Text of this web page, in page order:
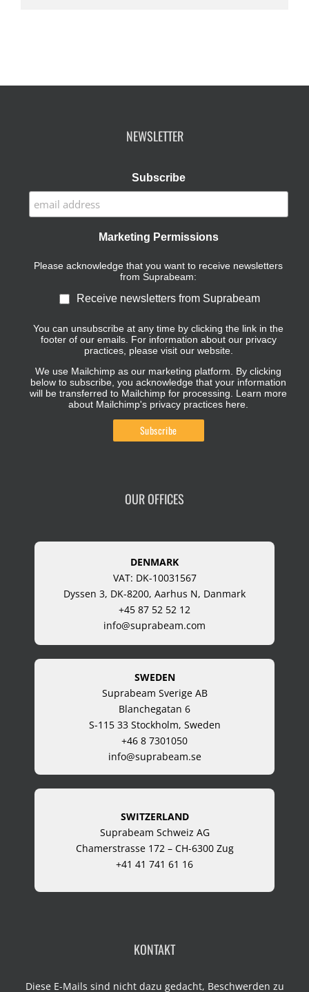
NEWSLETTER
Subscribe
Marketing Permissions
Please acknowledge that you want to receive newsletters
from Suprabeam:
Receive newsletters from Suprabeam
You can unsubscribe at any time by clicking the link in the
footer of our emails. For information about our privacy
practices, please visit our website.
We use Mailchimp as our marketing platform. By clicking
below to subscribe, you acknowledge that your information
will be transferred to Mailchimp for processing. Learn more
about Mailchimp's privacy practices here.
OUR OFFICES
DENMARK
VAT: DK-10031567
Dyssen 3, DK-8200, Aarhus N, Danmark
+45 87 52 52 12
info@suprabeam.com
SWEDEN
Suprabeam Sverige AB
Blanchegatan 6
S-115 33 Stockholm, Sweden
+46 8 7301050
info@suprabeam.se
SWITZERLAND
Suprabeam Schweiz AG
Chamerstrasse 172 – CH-6300 Zug
+41 41 741 61 16
KONTAKT
Diese E-Mails sind nicht dazu gedacht, Beschwerden zu